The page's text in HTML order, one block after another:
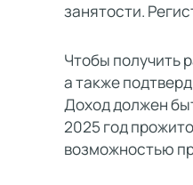
занятости.
Чтобы получить
а также
Доход должен
2025 год
возможностью